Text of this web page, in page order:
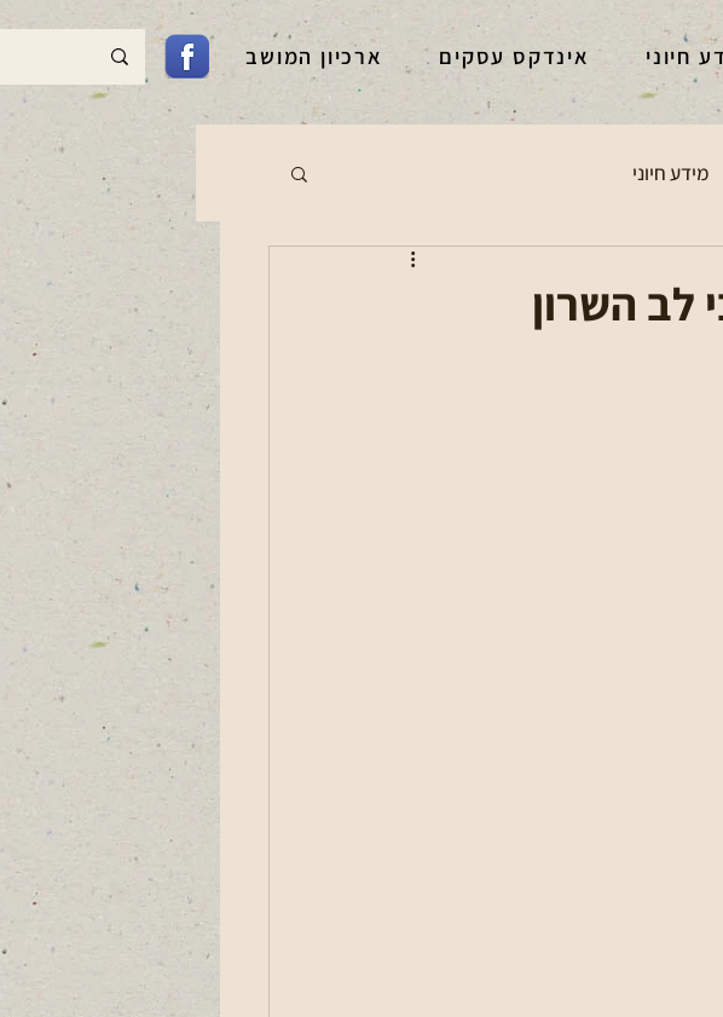
חיוני אינדקס עסקים ארכיון המושב
מידע חיוני
לב השרון